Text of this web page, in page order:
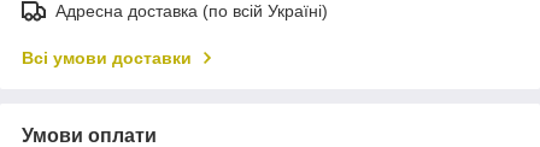
Адресна доставка (по всій Україні)
Всі умови доставки
Умови оплати